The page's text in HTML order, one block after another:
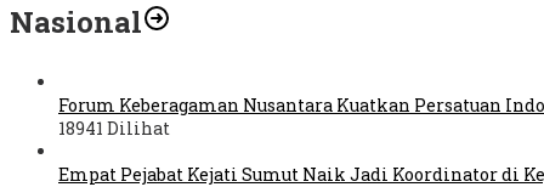
Nasional
Forum Keberagaman Nusantara Kuatkan Persatuan
18941 Dilihat
Empat Pejabat Kejati Sumut Naik Jadi Koordinator di